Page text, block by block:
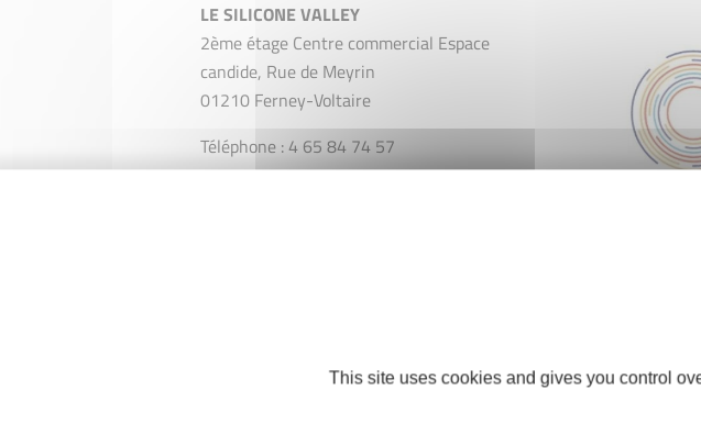
LE SILICONE VALLEY
2ème étage Centre commercial Espace
candide, Rue de Meyrin
01210 Ferney-Voltaire
Téléphone : 4 65 84 74 57
This site uses cookies and gives you control